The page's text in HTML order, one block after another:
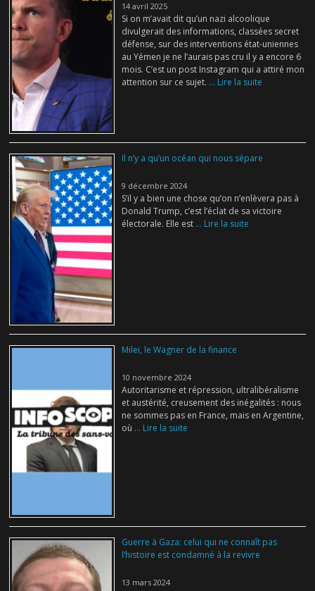
14 avril 2025
Si on m’avait dit qu’un nazi alcoolique
divulgerait des informations, classées secret
défense, sur des interventions état-uniennes
au Yémen je ne l’aurais pas cru il y a encore 6
mois. C’est un post Instagram qui a attiré mon
attention sur ce sujet. ... Lire la suite
Il n’y a qu’un océan qui nous sépare
9 décembre 2024
S’il y a bien une chose qu’on n’enlèvera pas à
Donald Trump, c’est l’éclat de sa victoire
électorale. Elle est ... Lire la suite
Milei, le Wagner de la finance
10 novembre 2024
Autoritarisme et répression, ultralibéralisme
et austérité, creusement des inégalités : nous
ne sommes pas en France, mais en Argentine,
où ... Lire la suite
Guerre à Gaza: celui qui ne connaît pas
l’histoire est condamné à la revivre
13 mars 2024